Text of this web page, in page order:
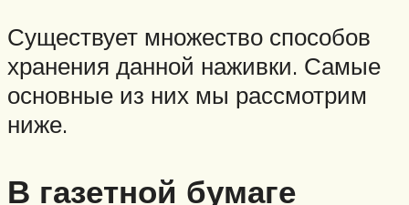
Существует множество способов
хранения данной наживки. Самые
основные из них мы рассмотрим
ниже.
В газетной бумаге